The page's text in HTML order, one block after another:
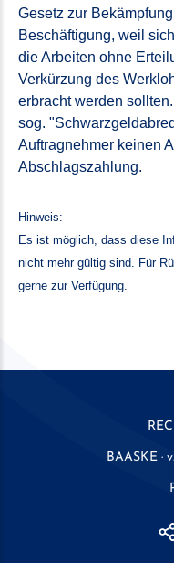
Gesetz zur
Beschäftigung, weil
die Arbeiten ohne
Verkürzung des
erbracht werden
sog.
Auftragnehmer keinen
Abschlagszahlung.
Hinweis:
Es ist möglich, dass diese
nicht mehr gültig sind. Für
gerne zur Verfügung.
BAASKE ·